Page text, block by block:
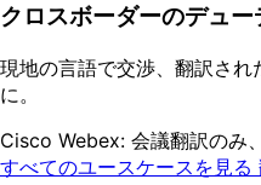
クロスボーダーのデュ
現地の言語で交渉、翻訳さ
に。
Cisco Webex: 会議翻訳のみ
すべてのユースケースを見る